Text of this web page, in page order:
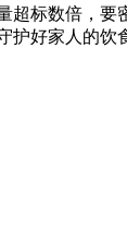
数倍，要
好家人的